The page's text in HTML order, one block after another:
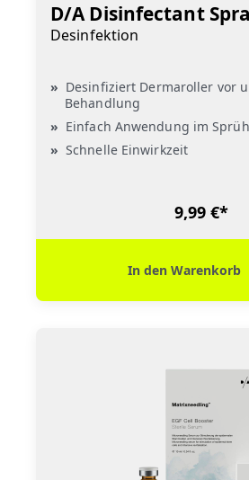
D/A Disinfectant
Desinfektion
Desinfiziert Dermaroller vor
Behandlung
Einfach Anwendung im
Schnelle Einwirkzeit
9,99 €*
In den Warenkorb